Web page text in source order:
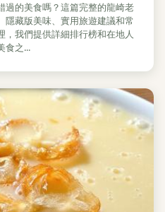
過的美食嗎？這篇完整的龍崎老
隱藏版美味、實用旅遊建議和常
，我們提供詳細排行榜和在地人
食之...